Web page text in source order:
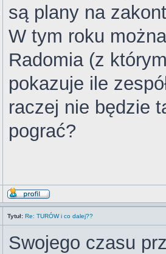
są plany na
W tym roku
Radomia (z
pokazuje ile
raczej nie będzie
pograć?
Tytuł: Re: TURÓW i co dalej??
Swojego czasu